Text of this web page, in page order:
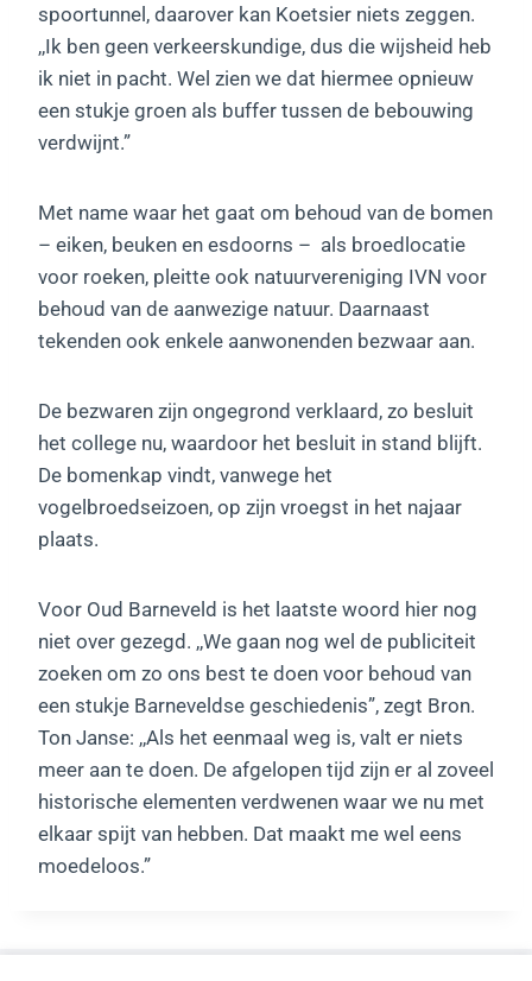
spoortunnel, daarover kan Koetsier niets zeggen.
,,Ik ben geen verkeerskundige, dus die wijsheid heb
ik niet in pacht. Wel zien we dat hiermee opnieuw
een stukje groen als buffer tussen de bebouwing
verdwijnt.”
Met name waar het gaat om behoud van de bomen
– eiken, beuken en esdoorns – als broedlocatie
voor roeken, pleitte ook natuurvereniging IVN voor
behoud van de aanwezige natuur. Daarnaast
tekenden ook enkele aanwonenden bezwaar aan.
De bezwaren zijn ongegrond verklaard, zo besluit
het college nu, waardoor het besluit in stand blijft.
De bomenkap vindt, vanwege het
vogelbroedseizoen, op zijn vroegst in het najaar
plaats.
Voor Oud Barneveld is het laatste woord hier nog
niet over gezegd. ,,We gaan nog wel de publiciteit
zoeken om zo ons best te doen voor behoud van
een stukje Barneveldse geschiedenis”, zegt Bron.
Ton Janse: ,,Als het eenmaal weg is, valt er niets
meer aan te doen. De afgelopen tijd zijn er al zoveel
historische elementen verdwenen waar we nu met
elkaar spijt van hebben. Dat maakt me wel eens
moedeloos.”